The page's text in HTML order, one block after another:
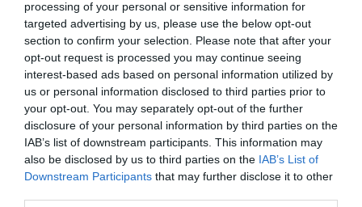
processing of your personal or sensitive information for
targeted advertising by us, please use the below opt-out
section to confirm your selection. Please note that after your
opt-out request is processed you may continue seeing
interest-based ads based on personal information utilized by
us or personal information disclosed to third parties prior to
your opt-out. You may separately opt-out of the further
disclosure of your personal information by third parties on the
IAB’s list of downstream participants. This information may
also be disclosed by us to third parties on the IAB’s List of
Downstream Participants that may further disclose it to other
«Το δώρο του Sir David στον κόσμο
είναι μια ζωή αφιερωμένη στην
αποκάλυψη των θαυμάτων της Γης σε
όλους μας»
Καιάλλα είδη έχουν πάρει στο παρελθόν το
όνομάτου, όπως ένα αγριολούλουδο, μια
πεταλούδα, ένας δεινόσαυρος, μια ακρίδα, ένας
δεινόσαυρος και μια γαρίδα.